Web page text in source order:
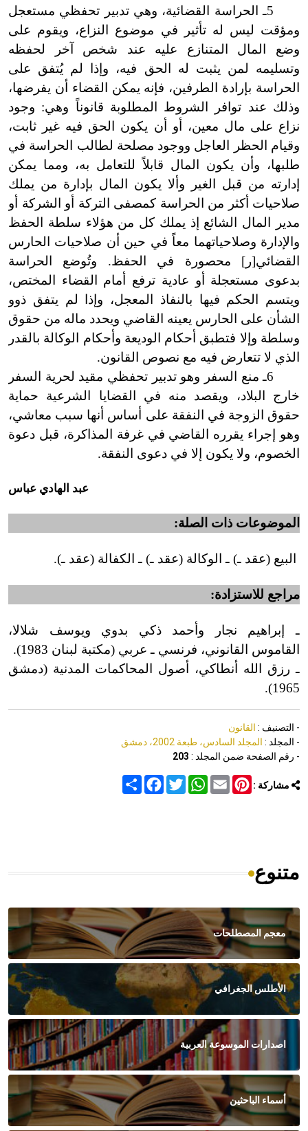
5ـ الحراسة القضائية، وهي تدبير تحفظي مستعجل
ومؤقت ليس له تأثير في موضوع النزاع، ويقوم على
وضع المال المتنازع عليه عند شخص آخر لحفظه
وتسليمه لمن يثبت له الحق فيه، وإذا لم يُتفق على
الحراسة بإرادة الطرفين، فإنه يمكن القضاء أن يفرضها،
وذلك عند توافر الشروط المطلوبة قانوناً وهي: وجود
نزاع على مال معين، أو أن يكون الحق فيه غير ثابت،
وقيام الحظر العاجل ووجود مصلحة لطالب الحراسة في
طلبها، وأن يكون المال قابلاً للتعامل به، ومما يمكن
إدارته من قبل الغير وألا يكون المال بإدارة من يملك
صلاحيات أكثر من الحراسة كمصفى التركة أو الشركة أو
مدير المال الشائع إذ يملك كل من هؤلاء سلطة الحفظ
والإدارة وصلاحياتهما معاً في حين أن صلاحيات الحارس
القضائي[ر] محصورة في الحفظ. وتُوضع الحراسة
بدعوى مستعجلة أو عادية ترفع أمام القضاء المختص،
ويتسم الحكم فيها بالنفاذ المعجل، وإذا لم يتفق ذوو
الشأن على الحارس يعينه القاضي ويحدد ماله من حقوق
وسلطة وإلا فتطبق أحكام الوديعة وأحكام الوكالة بالقدر
الذي لا تتعارض فيه مع نصوص القانون.
6ـ منع السفر وهو تدبير تحفظي مقيد لحرية السفر
خارج البلاد، ويقصد منه في القضايا الشرعية حماية
حقوق الزوجة في النفقة على أساس أنها سبب معاشي،
وهو إجراء يقرره القاضي في غرفة المذاكرة، قبل دعوة
الخصوم، ولا يكون إلا في دعوى النفقة.
عبد الهادي عباس
الموضوعات ذات الصلة:
البيع (عقد ـ) ـ الوكالة (عقد ـ) ـ الكفالة (عقد ـ).
مراجع للاستزادة:
ـ إبراهيم نجار وأحمد ذكي بدوي ويوسف شلالا،
القاموس القانوني، فرنسي ـ عربي (مكتبة لبنان 1983).
ـ رزق الله أنطاكي، أصول المحاكمات المدنية (دمشق
1965).
- التصنيف : القانون
- المجلد : المجلد السادس، طبعة 2002، دمشق
- رقم الصفحة ضمن المجلد : 203
مشاركة : Share
FacebookTwitter
WhatsAppEmail
Pinterest
متنوع
معجم المصطلحات
الأطلس الجغرافي
اصدارات الموسوعة العربية
أسماء الباحثين